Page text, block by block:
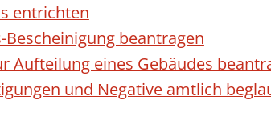
entrichten
beantragen
Aufteilung eines Gebäudes
und Negative amtlich